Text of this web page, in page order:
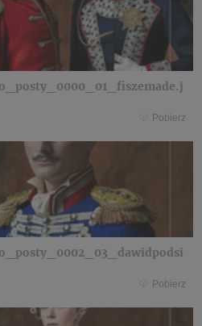
Pobierz
Pobierz